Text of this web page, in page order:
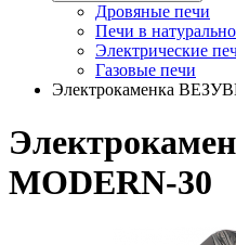
Дровяные печи
Печи в
Электрические
Газовые печи
Электрокаменка
MODERN-30